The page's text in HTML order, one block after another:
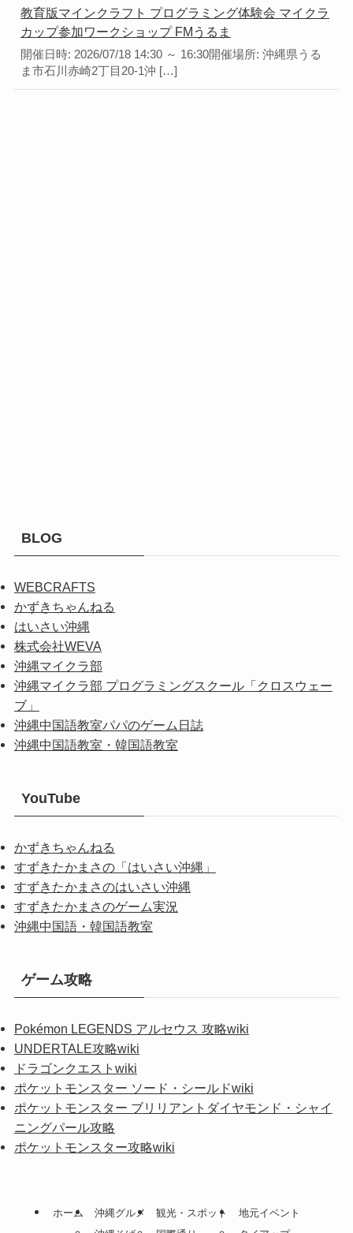
教育版マインクラフト プログラミング体験会 マイクラ
カップ参加ワークショップ FMうるま
開催日時: 2026/07/18 14:30 ～ 16:30開催場所: 沖縄県うる
ま市石川赤崎2丁目20-1沖 […]
BLOG
WEBCRAFTS
かずきちゃんねる
はいさい沖縄
株式会社WEVA
沖縄マイクラ部
沖縄マイクラ部 プログラミングスクール「クロスウェー
ブ」
沖縄中国語教室パパのゲーム日誌
沖縄中国語教室・韓国語教室
YouTube
かずきちゃんねる
すずきたかまさの「はいさい沖縄」
すずきたかまさのはいさい沖縄
すずきたかまさのゲーム実況
沖縄中国語・韓国語教室
ゲーム攻略
Pokémon LEGENDS アルセウス 攻略wiki
UNDERTALE攻略wiki
ドラゴンクエストwiki
ポケットモンスター ソード・シールドwiki
ポケットモンスター ブリリアントダイヤモンド・シャイ
ニングパール攻略
ポケットモンスター攻略wiki
ホーム
沖縄グルメ
観光・スポット
地元イベント